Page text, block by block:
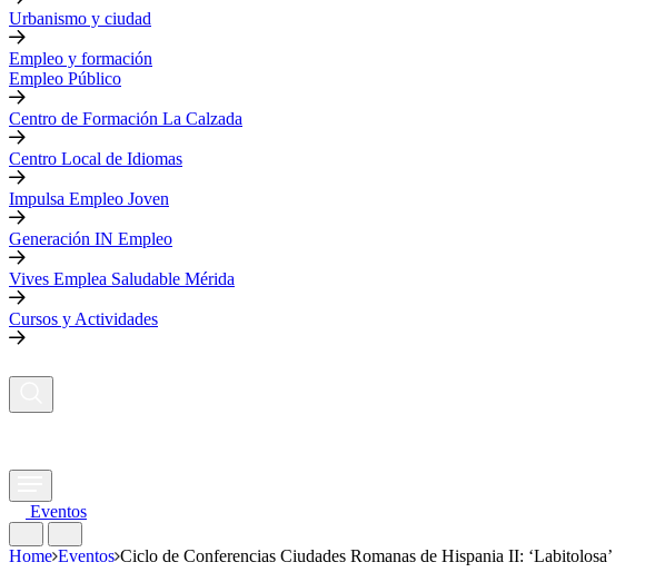
Urbanismo y ciudad
Empleo y formación
Empleo Público
Centro de Formación La Calzada
Centro Local de Idiomas
Impulsa Empleo Joven
Generación IN Empleo
Vives Emplea Saludable Mérida
Cursos y Actividades
Eventos
Home Eventos Ciclo de Conferencias Ciudades Romanas de Hispania II: ‘Labitolosa’